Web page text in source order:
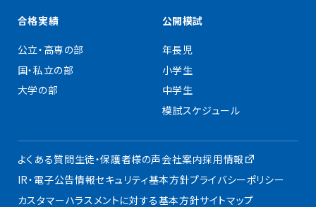
合格実績
公立・高専の部
国・私立の部
大学の部
公開模試
年長児
小学生
中学生
模試スケジュール
よくある質問生徒・保護者様の声会社案内採用情報
IR・電子公告情報セキュリティ基本方針プライバシーポリシー
カスタマーハラスメントに対する基本方針サイトマップ